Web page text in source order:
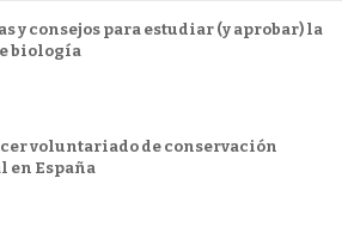
y consejos para estudiar (y aprobar) la
biología
voluntariado de conservación
en España